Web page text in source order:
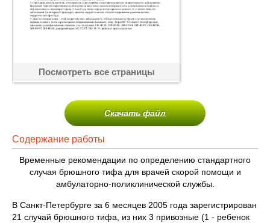
Посмотреть все страницы
Скачать файл
Содержание работы
Временные рекомендации по определению стандартного
случая брюшного тифа для врачей скорой помощи и
амбулаторно-поликлинической службы.
В Санкт-Петербурге за 6 месяцев 2005 года зарегистрирован
21 случай брюшного тифа, из них 3 привозные (1 - ребенок